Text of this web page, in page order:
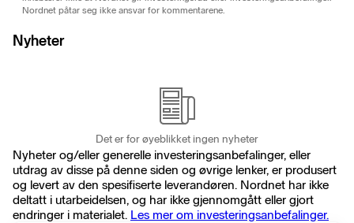
Nordnet påtar seg ikke ansvar for kommentarene.
Nyheter
Det er for øyeblikket ingen nyheter
Nyheter og/eller generelle investeringsanbefalinger, eller
utdrag av disse på denne siden og øvrige lenker, er produsert
og levert av den spesifiserte leverandøren. Nordnet har ikke
deltatt i utarbeidelsen, og har ikke gjennomgått eller gjort
endringer i materialet. Les mer om investeringsanbefalinger.